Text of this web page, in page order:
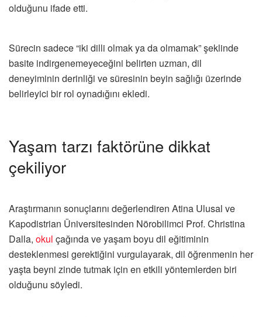
olduğunu ifade etti.
Sürecin sadece “iki dilli olmak ya da olmamak” şeklinde
basite indirgenemeyeceğini belirten uzman, dil
deneyiminin derinliği ve süresinin beyin sağlığı üzerinde
belirleyici bir rol oynadığını ekledi.
Yaşam tarzı faktörüne dikkat
çekiliyor
Araştırmanın sonuçlarını değerlendiren Atina Ulusal ve
Kapodistrian Üniversitesinden Nörobilimci Prof. Christina
Dalla, okul çağında ve yaşam boyu dil eğitiminin
desteklenmesi gerektiğini vurgulayarak, dil öğrenmenin her
yaşta beyni zinde tutmak için en etkili yöntemlerden biri
olduğunu söyledi.